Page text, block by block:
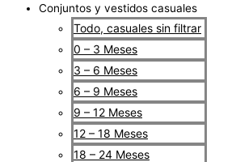
Conjuntos y vestidos casuales
Todo, casuales sin filtrar
0 – 3 Meses
3 – 6 Meses
6 – 9 Meses
9 – 12 Meses
12 – 18 Meses
18 – 24 Meses